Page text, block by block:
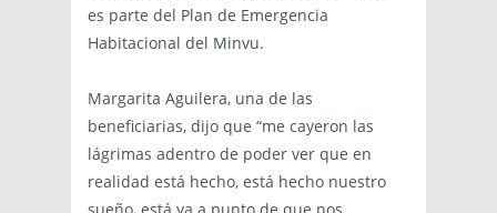
es parte del Plan de Emergencia
Habitacional del Minvu.
Margarita Aguilera, una de las
beneficiarias, dijo que “me cayeron las
lágrimas adentro de poder ver que en
realidad está hecho, está hecho nuestro